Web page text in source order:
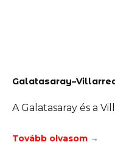
A Galatasaray és a
Tovább olvasom →